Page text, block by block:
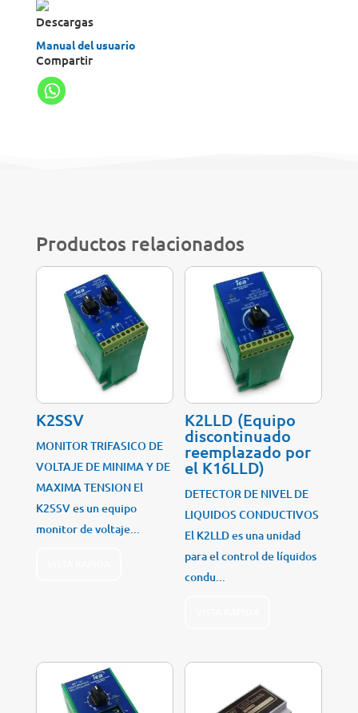
Descargas
Manual del usuario
Compartir
Productos relacionados
K2SSV
MONITOR TRIFASICO DE
VOLTAJE DE MINIMA Y DE
MAXIMA TENSION El
K2SSV es un equipo
monitor de voltaje...
K2LLD (Equipo
discontinuado
reemplazado por
el K16LLD)
DETECTOR DE NIVEL DE
LIQUIDOS CONDUCTIVOS
El K2LLD es una unidad
para el control de líquidos
condu...